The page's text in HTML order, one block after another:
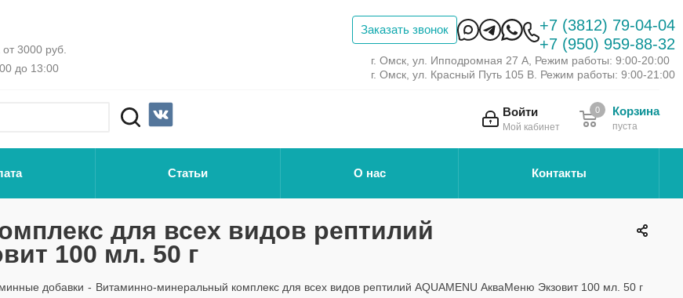
3000 руб.
до 13:00
Заказать звонок
+7 (3812) 79-04-04
+7 (950) 959-88-32
г. Омск, ул. Ипподромная 27 А, Режим работы: 9:00-20:00
г. Омск, ул. Красный Путь 105 В. Режим работы: 9:00-21:00
Войти
Мой кабинет
Корзина
пуста
0
Статьи О нас Контакты
для всех видов рептилий
100 мл. 50 г
добавки - Витаминно-минеральный комплекс для всех видов рептилий AQUAMENU АкваМеню Экзовит 100 мл. 50 г